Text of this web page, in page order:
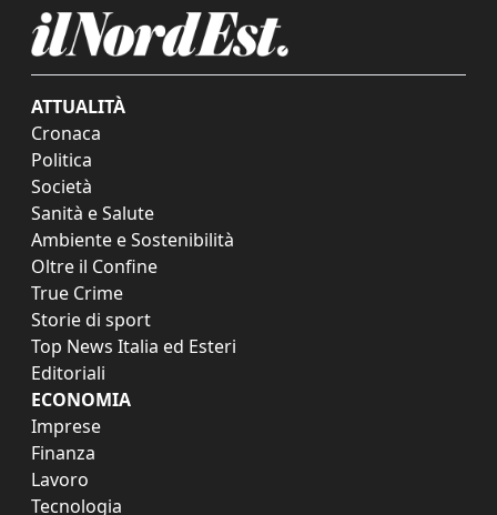
ATTUALITÀ
Cronaca
Politica
Società
Sanità e Salute
Ambiente e Sostenibilità
Oltre il Confine
True Crime
Storie di sport
Top News Italia ed Esteri
Editoriali
ECONOMIA
Imprese
Finanza
Lavoro
Tecnologia